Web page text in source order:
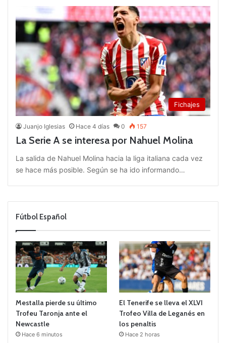
Fichajes
Juanjo Iglesias Hace 4 días 0 157
La Serie A se interesa por Nahuel Molina
La salida de Nahuel Molina hacia la liga italiana cada vez
se hace más posible. Según se ha ido informando…
Fútbol Español
Mestalla pierde su último
Trofeu Taronja ante el
Newcastle
Hace 6 minutos
El Tenerife se lleva el XLVI
Trofeo Villa de Leganés en
los penaltis
Hace 2 horas